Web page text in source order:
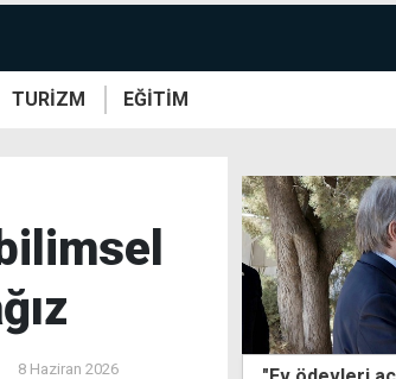
TURİZM EĞİTİM
8 Haziran 2026